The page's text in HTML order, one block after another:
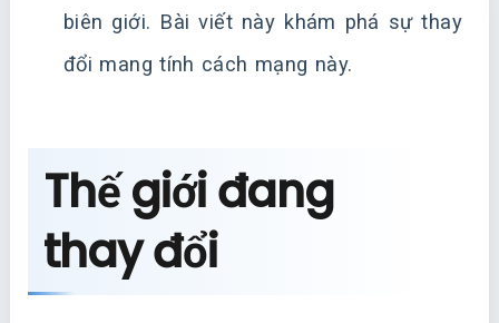
biên giới. Bài viết này khám phá sự thay
đổi mang tính cách mạng này.
Thế giới đang
thay đổi